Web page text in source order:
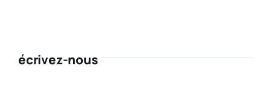
écrivez-nous